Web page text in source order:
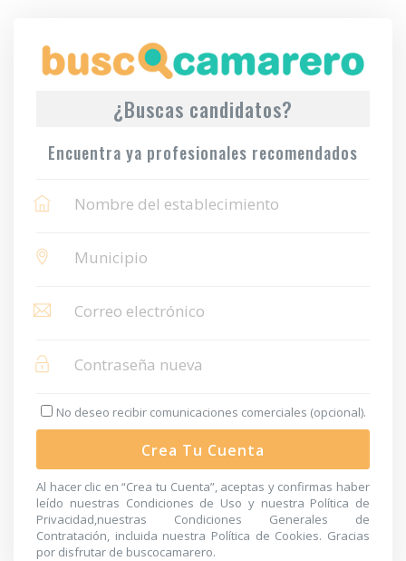
¿Buscas candidatos?
Encuentra ya profesionales recomendados
No deseo recibir comunicaciones comerciales (opcional).
Crea Tu Cuenta
Al hacer clic en “Crea tu Cuenta”, aceptas y confirmas haber
leído nuestras Condiciones de Uso y nuestra Política de
Privacidad,nuestras Condiciones Generales de
Contratación, incluida nuestra Política de Cookies. Gracias
por disfrutar de buscocamarero.